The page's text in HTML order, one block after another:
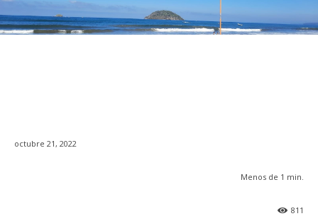
octubre 21, 2022
Menos de 1 min.
811